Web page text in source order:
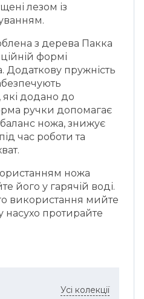
лезом із
з дерева Пакка
формі
Додаткову пружність
які додано до
ручки допомагає
ножа, знижує
час роботи та
ножа
його у гарячій воді.
використання мийте
насухо протирайте
Усі колекції